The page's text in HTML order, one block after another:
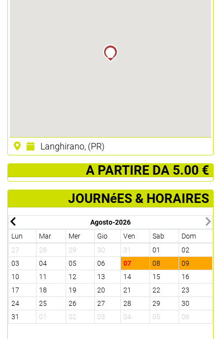
Langhirano, (PR)
­ A PARTIRE DA 5.00 €
JOURNéES & HORAIRES
Agosto-2026
Lun
Mar Mer Gio Ven Sab
Dom
27
28 29 30 31 01
02
03
04 05 06 07 08
09
10
11 12 13 14 15
16
17
18 19 20 21 22
23
24
25 26 27 28 29
30
31
01 02 03 04 05 06